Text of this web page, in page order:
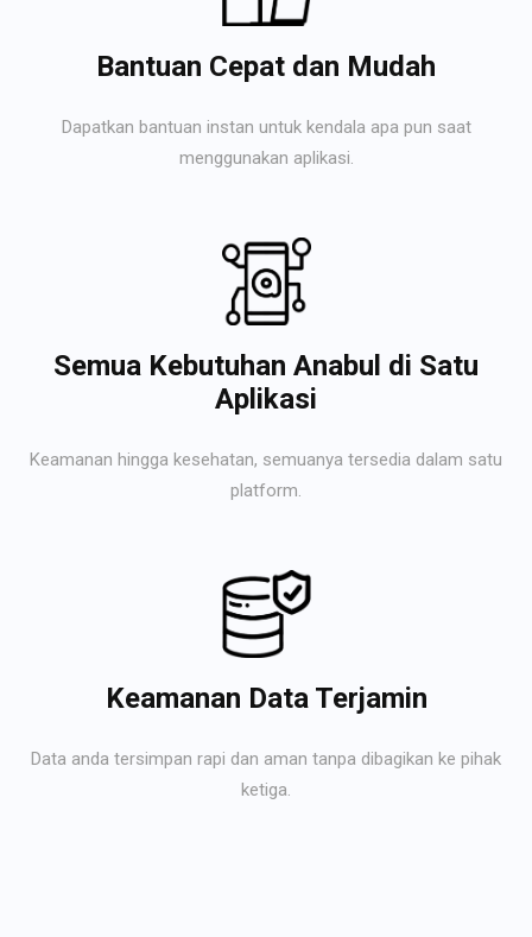
Bantuan Cepat dan Mudah
Dapatkan bantuan instan untuk kendala apa pun saat
menggunakan aplikasi.
Semua Kebutuhan Anabul di Satu
Aplikasi
Keamanan hingga kesehatan, semuanya tersedia dalam satu
platform.
Keamanan Data Terjamin
Data anda tersimpan rapi dan aman tanpa dibagikan ke pihak
ketiga.